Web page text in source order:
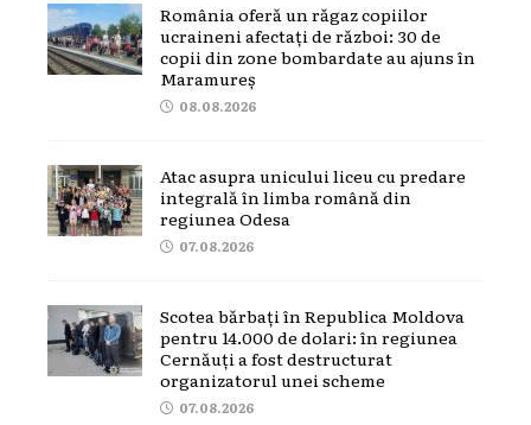
România oferă un răgaz copiilor
ucraineni afectați de război: 30 de
copii din zone bombardate au ajuns în
Maramureș
08.08.2026
Atac asupra unicului liceu cu predare
integrală în limba română din
regiunea Odesa
07.08.2026
Scotea bărbați în Republica Moldova
pentru 14.000 de dolari: în regiunea
Cernăuți a fost destructurat
organizatorul unei scheme
07.08.2026